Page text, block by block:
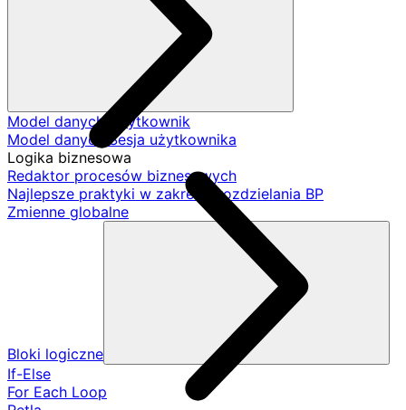
Model danych Użytkownik
Model danych Sesja użytkownika
Logika biznesowa
Redaktor procesów biznesowych
Najlepsze praktyki w zakresie rozdzielania BP
Zmienne globalne
Bloki logiczne
If-Else
For Each Loop